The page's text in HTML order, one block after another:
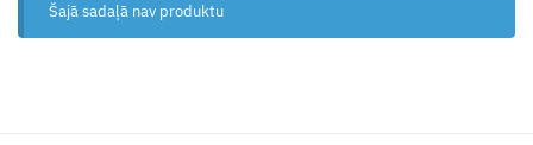
Šajā sadaļā nav produktu